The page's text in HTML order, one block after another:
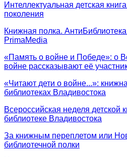
Интеллектуальная детская
поколения
Книжная полка.
PrimaMedia
«Память о войне и Победе»: о
войне рассказывают её
«Читают дети о войне...»:
библиотеках Владивостока
Всероссийская неделя детской
библиотеке Владивостока
За книжным переплетом или
библиотечной полки